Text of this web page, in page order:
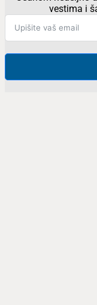
vestima i